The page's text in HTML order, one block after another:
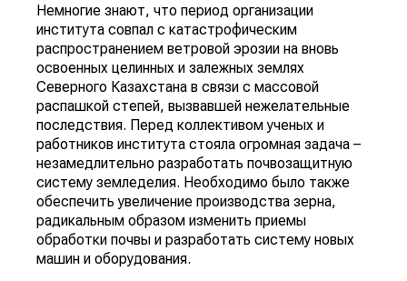
Немногие знают, что период организации
института совпал с катастрофическим
распространением ветровой эрозии на вновь
освоенных целинных и залежных землях
Северного Казахстана в связи с массовой
распашкой степей, вызвавшей нежелательные
последствия. Перед коллективом ученых и
работников института стояла огромная задача –
незамедлительно разработать почвозащитную
систему земледелия. Необходимо было также
обеспечить увеличение производства зерна,
радикальным образом изменить приемы
обработки почвы и разработать систему новых
машин и оборудования.